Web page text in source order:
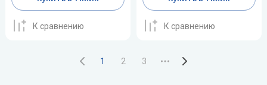
К сравнению К сравнению
1 2 3